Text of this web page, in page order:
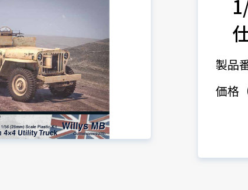
製品
価格